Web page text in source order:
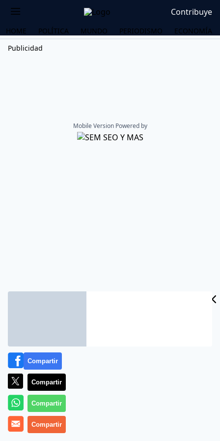
Contribuye
HOME POLÍTICA MUNDO PERIODISMO
ECONOMÍA
Publicidad
Mobile Version Powered by
Compartir
Compartir
Compartir
Compartir